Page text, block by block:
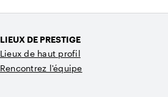
LIEUX DE PRESTIGE
Lieux de haut profil
Rencontrez l'équipe